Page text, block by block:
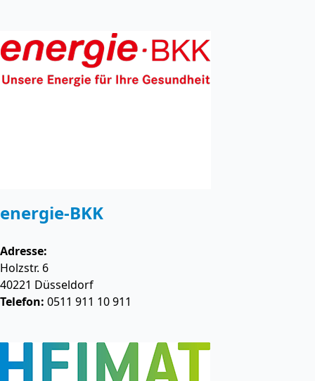
energie-BKK
Adresse:
Holzstr. 6
40221 Düsseldorf
Telefon: 0511 911 10 911